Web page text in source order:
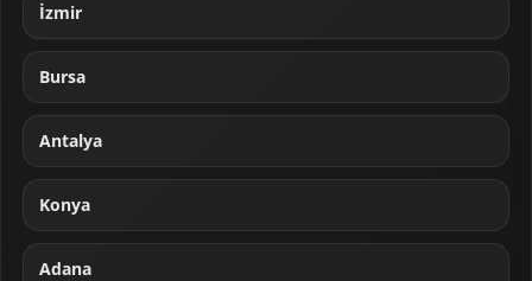
İzmir
Bursa
Antalya
Konya
Adana